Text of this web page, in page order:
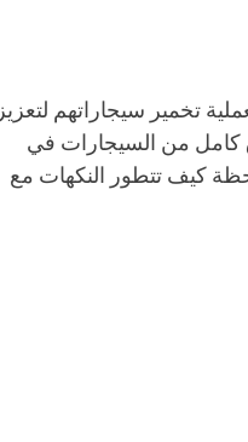
تخمير سيجاراتهم لتعزيز
كامل من السيجارات في
كيف تتطور النكهات مع